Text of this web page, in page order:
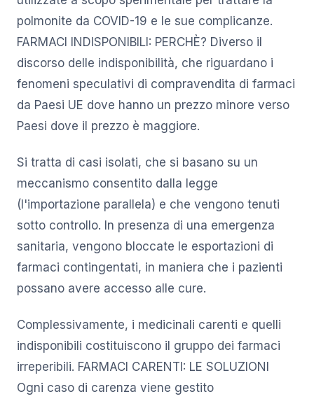
polmonite da COVID-19 e le sue complicanze.
FARMACI INDISPONIBILI: PERCHÈ? Diverso il
discorso delle indisponibilità, che riguardano i
fenomeni speculativi di compravendita di farmaci
da Paesi UE dove hanno un prezzo minore verso
Paesi dove il prezzo è maggiore.
Si tratta di casi isolati, che si basano su un
meccanismo consentito dalla legge
(l'importazione parallela) e che vengono tenuti
sotto controllo. In presenza di una emergenza
sanitaria, vengono bloccate le esportazioni di
farmaci contingentati, in maniera che i pazienti
possano avere accesso alle cure.
Complessivamente, i medicinali carenti e quelli
indisponibili costituiscono il gruppo dei farmaci
irreperibili. FARMACI CARENTI: LE SOLUZIONI
Ogni caso di carenza viene gestito